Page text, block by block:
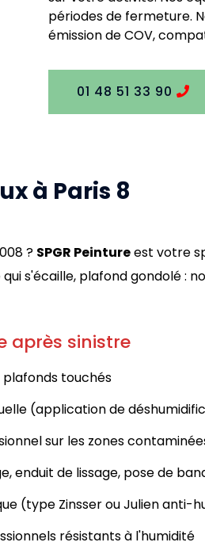
périodes de fermeture.
émission de COV,
01 48 51 33 90
à Paris 8
? SPGR Peintureest votre
s'écaille, plafond gondolé
après sinistre
touchés
(application de
sur les zones
enduit de lissage, pose de
(type Zinsser ou Julien anti-
résistants à l'humidité